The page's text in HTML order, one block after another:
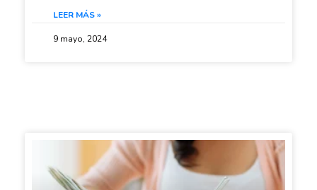
LEER MÁS »
9 mayo, 2024
SACANDO CUENTAS